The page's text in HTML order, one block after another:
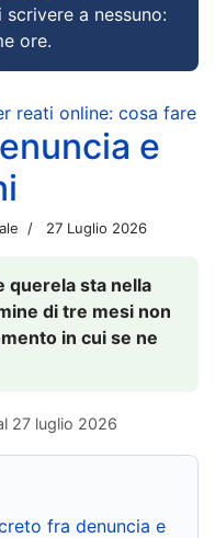
a nessuno:
ore.
reati online: cosa fare
e
27 Luglio 2026
querela sta nella
di tre mesi non
in cui se ne
27 luglio 2026
fra denuncia e